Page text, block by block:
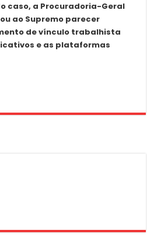
caso, a Procuradoria-Geral
ao Supremo parecer
de vínculo trabalhista
e as plataformas